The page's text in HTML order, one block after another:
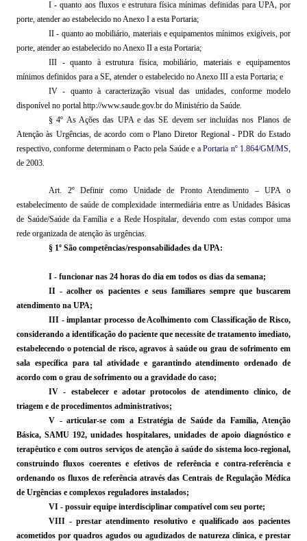
I - quanto aos fluxos e estruturafísica mínimas definidaspara UPA, por
porte, atender ao estabelecido no Anexo I a esta Portaria;
II - quanto ao mobiliário, materiais e equipamentos mínimos exigíveis, por
porte, atender ao estabelecido no Anexo II a esta Portaria;
III - quanto à estrutura física, mobiliário, materiais e equipamentos
mínimos definidos para a SE, atender o estabelecido no Anexo III a esta Portaria; e
IV - quanto à caracterização visual das unidades, conforme modelo
disponível no portal http://www.saude.gov.br do Ministério da Saúde.
§ 4º As Ações das UPA e das SE devem ser incluídas nos Planos de
Atenção às Urgências, de acordo com o Plano Diretor Regional - PDR do Estado
respectivo, conforme determinam o Pacto pela Saúde e aPortaria nº 1.864/GM/MS,
de 2003.
Art. 2º Definir como Unidade de Pronto Atendimento – UPA o
estabelecimento de saúde de complexidade intermediária entre as Unidades Básicas
de Saúde/Saúde da Família e a Rede Hospitalar, devendo com estas compor uma
rede organizada de atenção às urgências.
§ 1º São competências/responsabilidades da UPA:
I - funcionar nas 24 horas do dia em todos os dias da semana;
II - acolher os pacientes e seus familiares sempre que buscarem
atendimento na UPA;
III - implantar processo de Acolhimento com Classificação de Risco,
considerando a identificação do paciente que necessite de tratamento imediato,
estabelecendo o potencial de risco, agravos à saúde ou grau de sofrimento em
sala específica para tal atividade e garantindo atendimento ordenado de
acordo com o grau de sofrimento ou a gravidade do caso;
IV - estabelecer e adotar protocolos de atendimento clínico, de
triagem e de procedimentos administrativos;
V - articular-se com a Estratégia de Saúde da Família, Atenção
Básica, SAMU 192, unidades hospitalares, unidades de apoio diagnóstico e
terapêutico e com outros serviços de atenção à saúde do sistema loco-regional,
construindo fluxos coerentes e efetivos de referência e contra-referênciae
ordenando os fluxos de referência através das Centrais de Regulação Médica
de Urgências e complexos reguladores instalados;
VI - possuir equipe interdisciplinar compatível com seu porte;
VIII - prestar atendimento resolutivo e qualificado aos pacientes
acometidos por quadros agudos ou agudizados de natureza clínica, e prestar